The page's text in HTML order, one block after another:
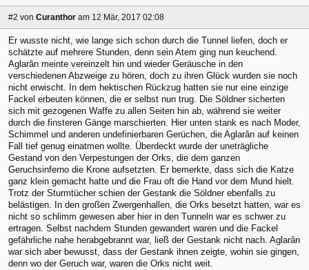
#2 von Curanthor am 12 Mär, 2017 02:08
Er wusste nicht, wie lange sich schon durch die Tunnel liefen, doch er
schätzte auf mehrere Stunden, denn sein Atem ging nun keuchend.
Aglarân meinte vereinzelt hin und wieder Geräusche in den
verschiedenen Abzweige zu hören, doch zu ihren Glück wurden sie noch
nicht erwischt. In dem hektischen Rückzug hatten sie nur eine einzige
Fackel erbeuten können, die er selbst nun trug. Die Söldner sicherten
sich mit gezogenen Waffe zu allen Seiten hin ab, während sie weiter
durch die finsteren Gänge marschierten. Hier unten stank es nach Moder,
Schimmel und anderen undefinierbaren Gerüchen, die Aglarân auf keinen
Fall tief genug einatmen wollte. Überdeckt wurde der uneträgliche
Gestand von den Verpestungen der Orks, die dem ganzen
Geruchsinferno die Krone aufsetzten. Er bemerkte, dass sich die Katze
ganz klein gemacht hatte und die Frau oft die Hand vor dem Mund hielt.
Trotz der Sturmtücher schien der Gestank die Söldner ebenfalls zu
belästigen. In den großen Zwergenhallen, die Orks besetzt hatten, war es
nicht so schlimm gewesen aber hier in den Tunneln war es schwer zu
ertragen. Selbst nachdem Stunden gewandert waren und die Fackel
gefährliche nahe herabgebrannt war, ließ der Gestank nicht nach. Aglarân
war sich aber bewusst, dass der Gestank ihnen zeigte, wohin sie gingen,
denn wo der Geruch war, waren die Orks nicht weit.